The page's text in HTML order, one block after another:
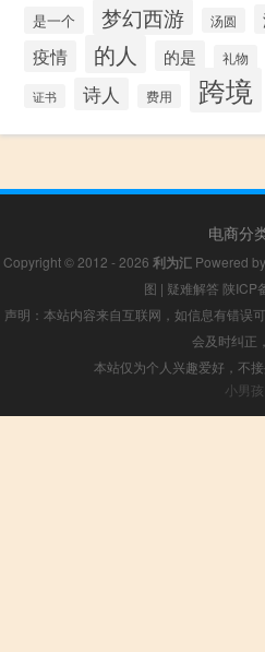
是一个 梦幻西游 汤圆
疫情 的人 的是 礼物
证书 诗人 费用 跨境
电商分
Copyright © 2012 - 2026 利为汇 Powered by
图 | 疑难解答 陕ICP
声明：本站内容来自互联网，如信息有错误
会及时纠正
本站仅为个人兴趣爱好，不
小男孩